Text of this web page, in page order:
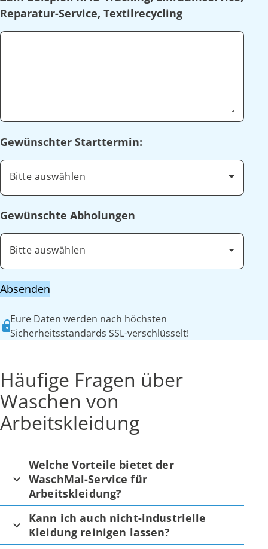
Reparatur-Service, Textilrecycling
Gewünschter Starttermin:
Bitte auswählen
Gewünschte Abholungen
Bitte auswählen
Absenden
Eure Daten werden nach höchsten
Sicherheitsstandards SSL-verschlüsselt!
Häufige Fragen über
Waschen von
Arbeitskleidung
Welche Vorteile bietet der
WaschMal-Service für
Arbeitskleidung?
Kann ich auch nicht-industrielle
Kleidung reinigen lassen?